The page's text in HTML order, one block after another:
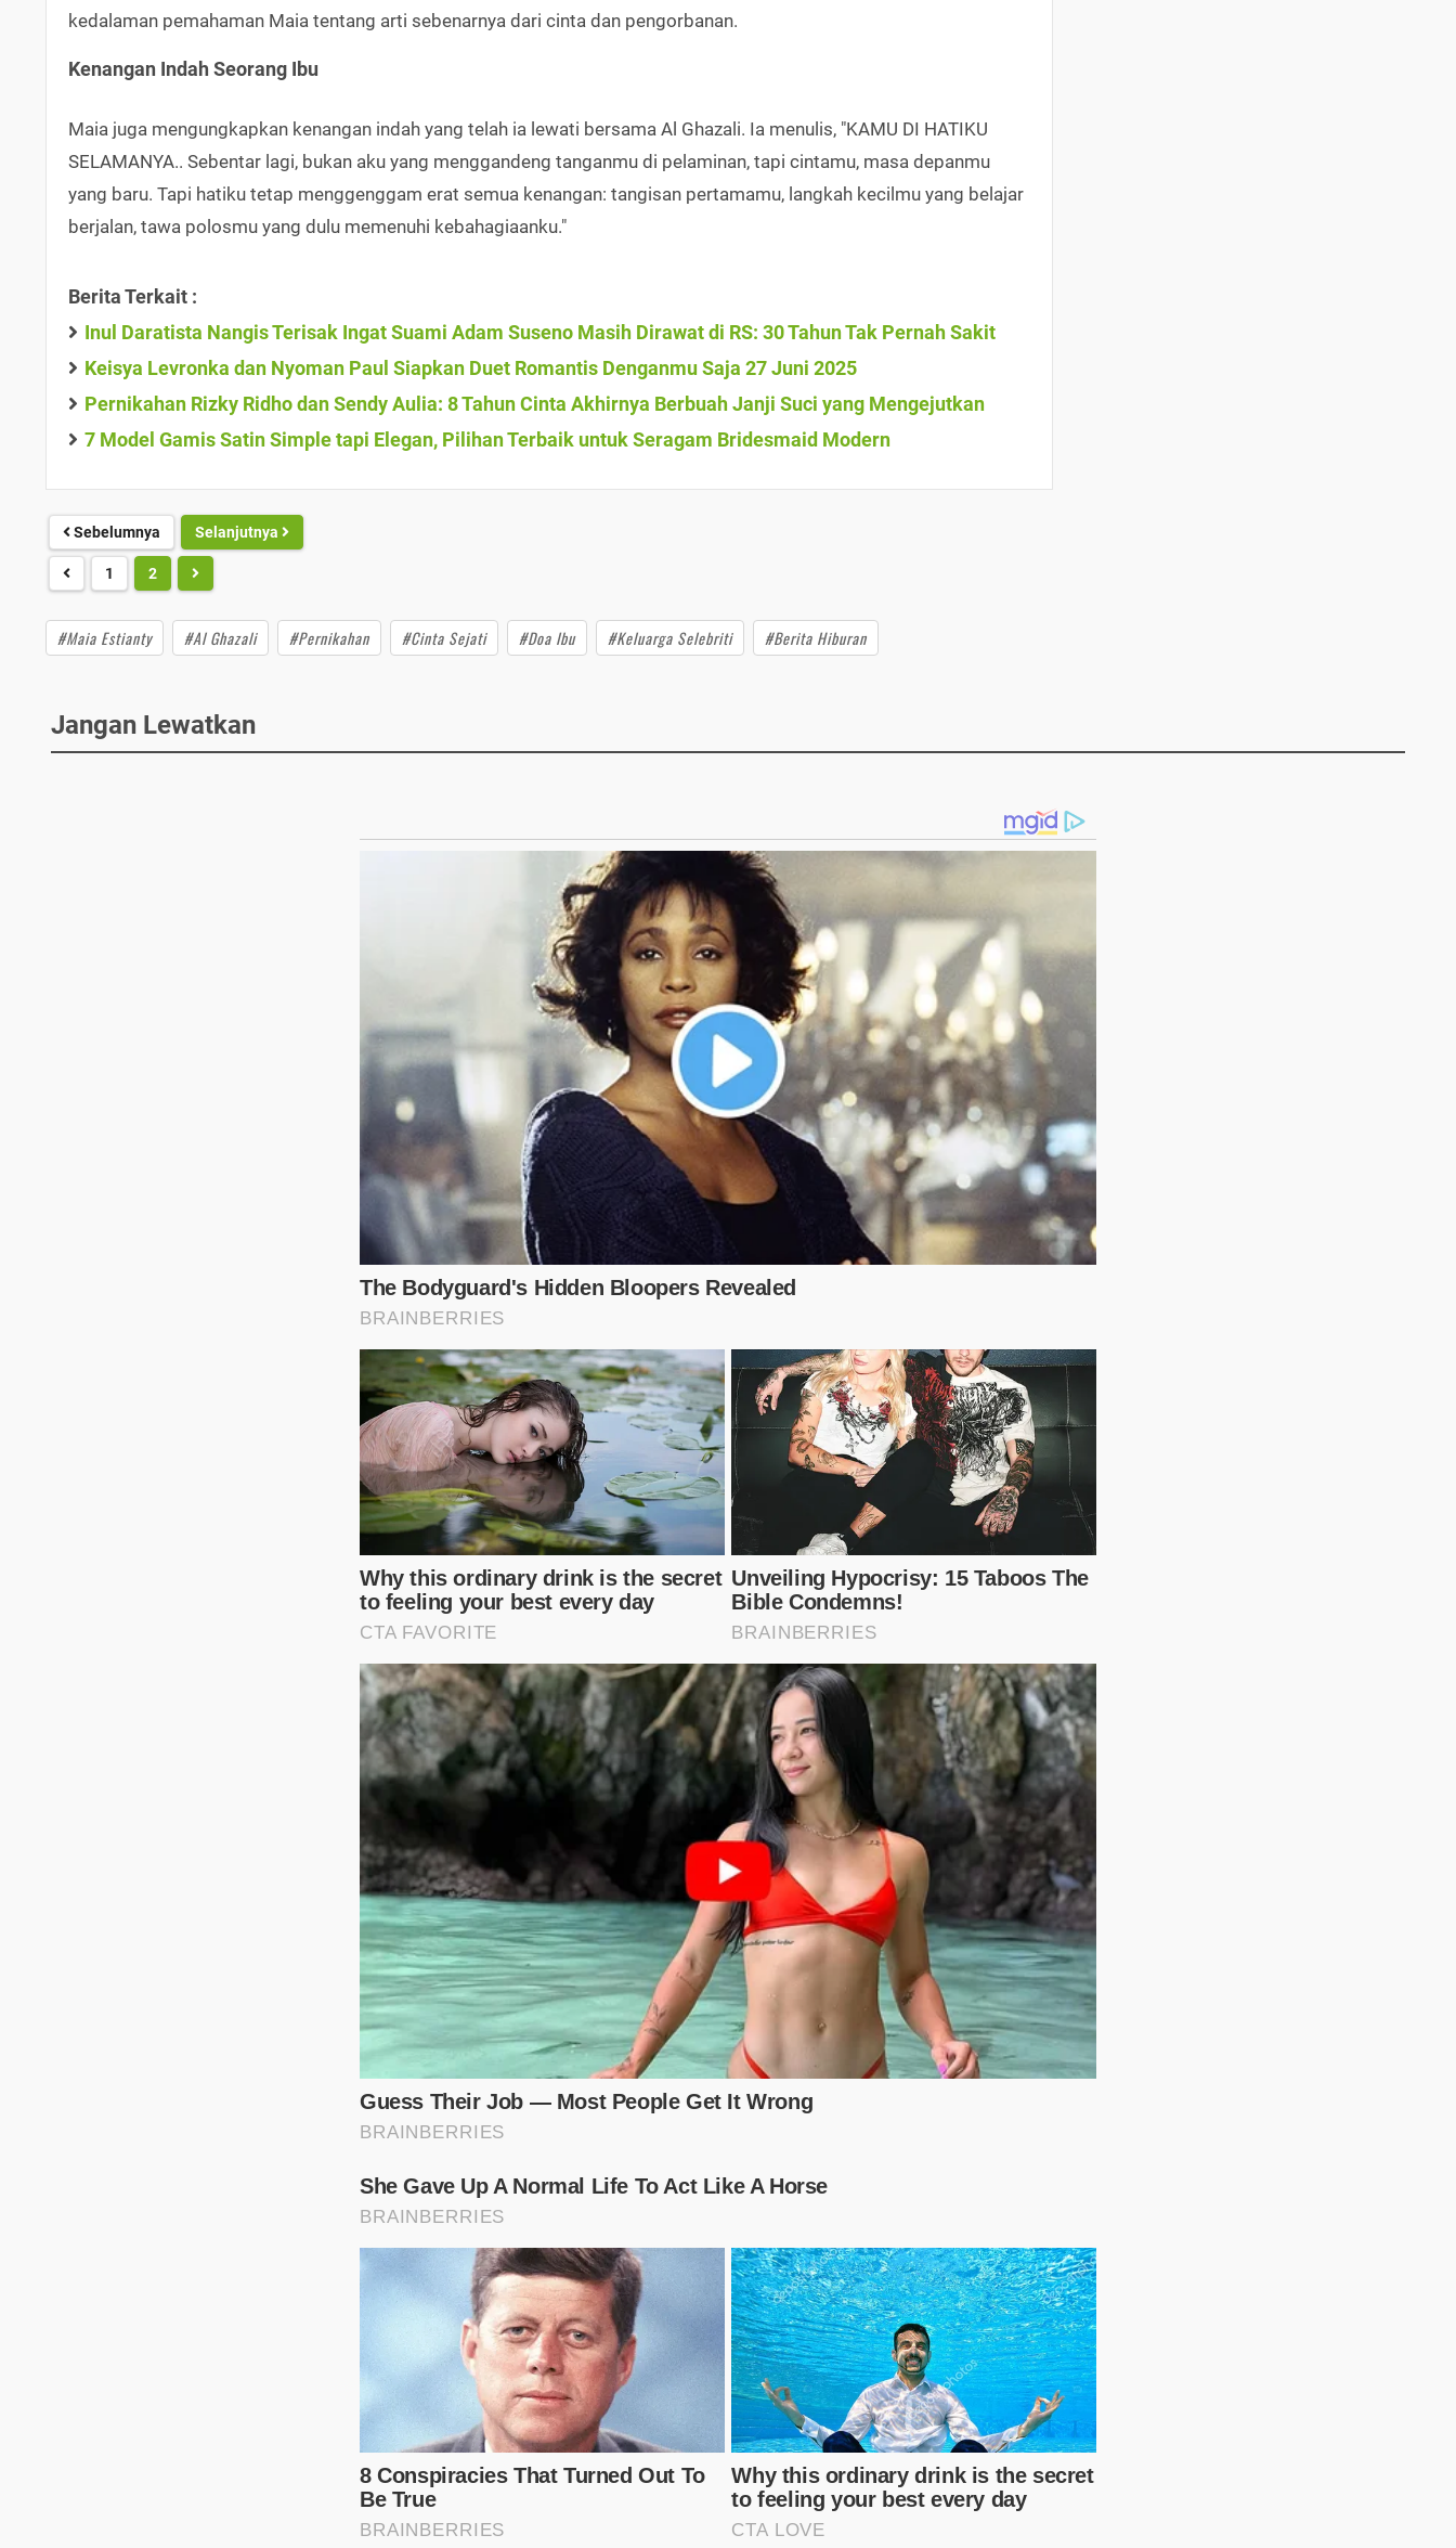
kedalaman pemahaman Maia tentang arti sebenarnya dari cinta dan pengorbanan.
Kenangan Indah Seorang Ibu
Maia juga mengungkapkan kenangan indah yang telah ia lewati bersama Al Ghazali. Ia menulis, "KAMU DI HATIKU
SELAMANYA.. Sebentar lagi, bukan aku yang menggandeng tanganmu di pelaminan, tapi cintamu, masa depanmu
yang baru. Tapi hatiku tetap menggenggam erat semua kenangan: tangisan pertamamu, langkah kecilmu yang belajar
berjalan, tawa polosmu yang dulu memenuhi kebahagiaanku."
Berita Terkait :
Inul Daratista Nangis Terisak Ingat Suami Adam Suseno Masih Dirawat di RS: 30 Tahun Tak Pernah Sakit
Keisya Levronka dan Nyoman Paul Siapkan Duet Romantis Denganmu Saja 27 Juni 2025
Pernikahan Rizky Ridho dan Sendy Aulia: 8 Tahun Cinta Akhirnya Berbuah Janji Suci yang Mengejutkan
7 Model Gamis Satin Simple tapi Elegan, Pilihan Terbaik untuk Seragam Bridesmaid Modern
Sebelumnya Selanjutnya
1 2
#Maia Estianty #Al Ghazali #Pernikahan #Cinta Sejati #Doa Ibu #Keluarga Selebriti #Berita Hiburan
Jangan Lewatkan